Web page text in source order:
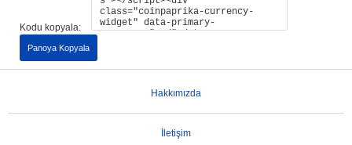
Kodu kopyala:
Panoya Kopyala
Hakkımızda
İletişim